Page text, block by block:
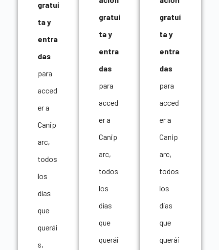
gratuí
ta y
entra
das
para
acced
er a
Canip
arc,
todos
los
días
que
querái
s,
gratuí
ta y
entra
das
para
acced
er a
Canip
arc,
todos
los
días
que
querái
gratuí
ta y
entra
das
para
acced
er a
Canip
arc,
todos
los
días
que
querái